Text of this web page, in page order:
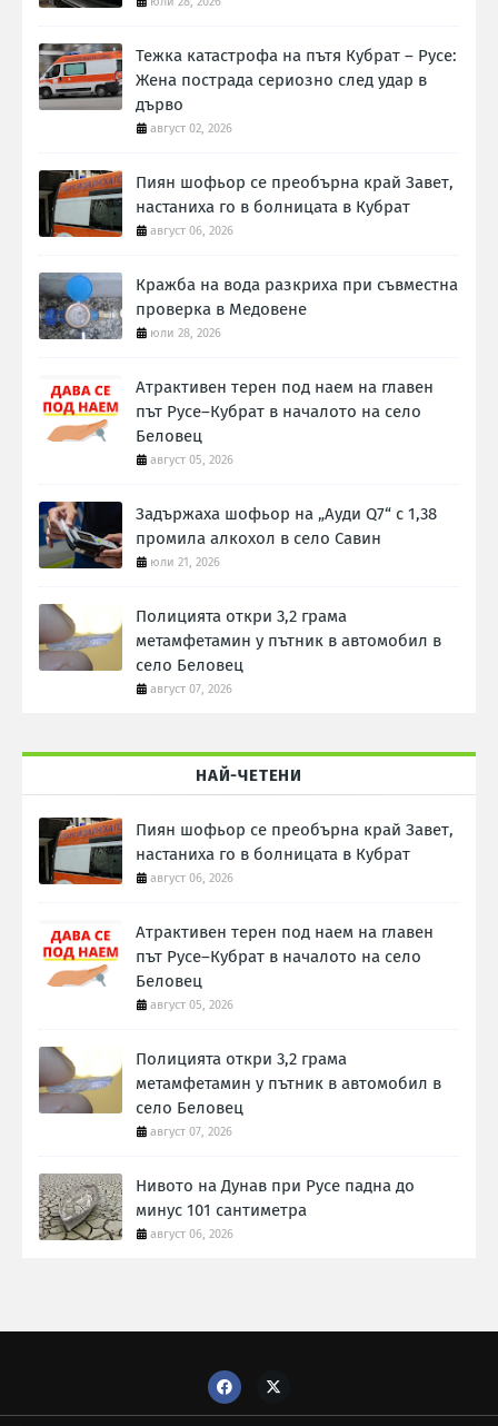
Тежка катастрофа на пътя Кубрат – Русе:
Жена пострада сериозно след удар в
дърво
август 02, 2026
Пиян шофьор се преобърна край Завет,
настаниха го в болницата в Кубрат
август 06, 2026
Кражба на вода разкриха при съвместна
проверка в Медовене
юли 28, 2026
Атрактивен терен под наем на главен
път Русе–Кубрат в началото на село
Беловец
август 05, 2026
Задържаха шофьор на „Ауди Q7“ с 1,38
промила алкохол в село Савин
юли 21, 2026
Полицията откри 3,2 грама
метамфетамин у пътник в автомобил в
село Беловец
август 07, 2026
НАЙ-ЧЕТЕНИ
Пиян шофьор се преобърна край Завет,
настаниха го в болницата в Кубрат
август 06, 2026
Атрактивен терен под наем на главен
път Русе–Кубрат в началото на село
Беловец
август 05, 2026
Полицията откри 3,2 грама
метамфетамин у пътник в автомобил в
село Беловец
август 07, 2026
Нивото на Дунав при Русе падна до
минус 101 сантиметра
август 06, 2026